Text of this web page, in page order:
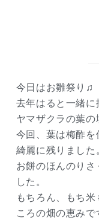
今日はお雛祭り♫
去年はると一緒
ヤマザクラの葉の
今回、葉は梅酢
綺麗に残りました
お餅のほんのりさ
した。
もちろん、もち
ころの畑の恵みで